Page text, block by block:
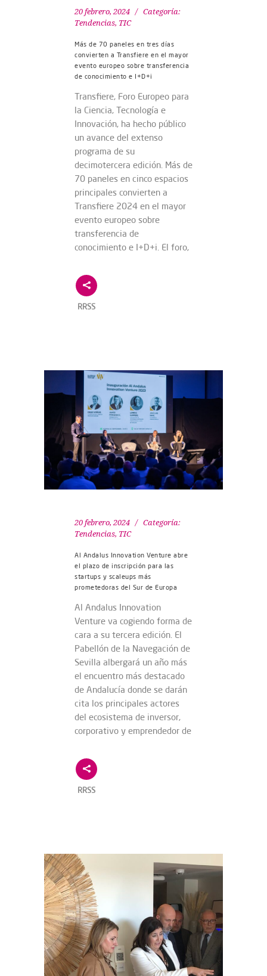
20 febrero, 2024
Categoría:
Tendencias, TIC
Más de 70 paneles en tres días
convierten a Transfiere en el mayor
evento europeo sobre transferencia
de conocimiento e I+D+i
Transfiere, Foro Europeo para
la Ciencia, Tecnología e
Innovación, ha hecho público
un avance del extenso
programa de su
decimotercera edición. Más de
70 paneles en cinco espacios
principales convierten a
Transfiere 2024 en el mayor
evento europeo sobre
transferencia de
conocimiento e I+D+i. El foro,
RRSS
20 febrero, 2024
Categoría:
Tendencias, TIC
Al Andalus Innovation Venture abre
el plazo de inscripción para las
startups y scaleups más
prometedoras del Sur de Europa
Al Andalus Innovation
Venture va cogiendo forma de
cara a su tercera edición. El
Pabellón de la Navegación de
Sevilla albergará un año más
el encuentro más destacado
de Andalucía donde se darán
cita los principales actores
del ecosistema de inversor,
corporativo y emprendedor de
RRSS